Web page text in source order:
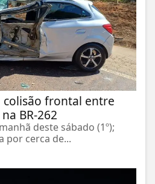
frontal entre
BR-262
deste sábado (1º);
por cerca de...